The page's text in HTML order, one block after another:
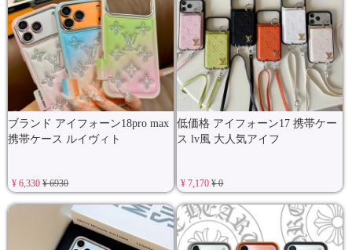
ブランド アイフォーン18pro max
携帯ケース ルイヴィト
¥ 6,330¥ 6930
低価格 アイフォーン17 携帯ケー
ス lv風 大人気アイフ
¥ 7,170¥ 0